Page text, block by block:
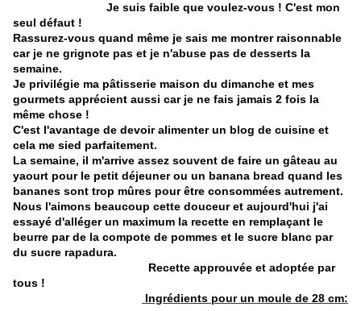
Je suis faible que voulez-vous ! C'est mon
seul défaut !
Rassurez-vous quand même je sais me montrer raisonnable
car je ne grignote pas et je n'abuse pas de desserts la
semaine.
Je privilégie ma pâtisserie maison du dimanche et mes
gourmets apprécient aussi car je ne fais jamais 2 fois la
même chose !
C'est l'avantage de devoir alimenter un blog de cuisine et
cela me sied parfaitement.
La semaine, il m'arrive assez souvent de faire un gâteau au
yaourt pour le petit déjeuner ou un banana bread quand les
bananes sont trop mûres pour être consommées autrement.
Nous l'aimons beaucoup cette douceur et aujourd'hui j'ai
essayé d'alléger un maximum la recette en remplaçant le
beurre par de la compote de pommes et le sucre blanc par
du sucre rapadura.
Recette approuvée et adoptée par
tous !
Ingrédients pour un moule de 28 cm: